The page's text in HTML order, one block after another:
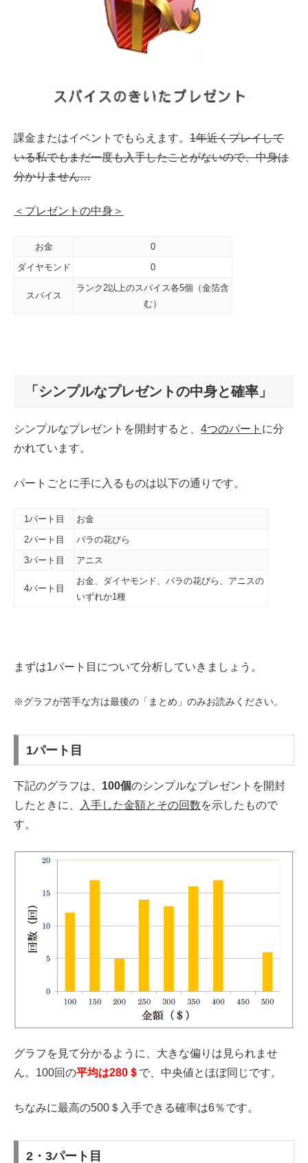
課金またはイベントでもらえます。 1年近くプレイして
いる私でもまだ一度も入手したことがないので、中身は
分かりません…
＜プレゼントの中身＞
お金
0
ダイヤモンド
0
スパイス
ランク2以上のスパイス各5個（金箔含
む）
「シンプルなプレゼントの中身と確率」
シンプルなプレゼントを開封すると、 4つのパート に分
かれています。
パートごとに手に入るものは以下の通りです。
1パート目
お金
2パート目
バラの花びら
3パート目
アニス
4パート目
お金、ダイヤモンド、バラの花びら、アニスの
いずれか1種
まずは1パート目について分析していきましょう。
※グラフが苦手な方は最後の「まとめ」のみお読みください。
1パート目
下記のグラフは、 100個のシンプルなプレゼントを開封
したときに、
入手した金額とその回数を示したもので
す。
グラフを見て分かるように、大きな偏りは見られませ
ん。100回の平均は280＄ で、中央値とほぼ同じです。
ちなみに最高の500＄入手できる確率は6％です。
2・3パート目